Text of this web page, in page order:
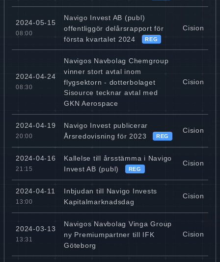
2024-05-15
08:00
Navigo Invest AB (publ)
offentliggör delårsrapport för
första kvartalet 2024
REG
Cision
2024-04-24
08:30
Navigos Navbolag Chemgroup
vinner stort avtal inom
flygsektorn - dotterbolaget
Sisource tecknar avtal med
GKN Aerospace
Cision
2024-04-19
20:00
Navigo Invest publicerar
Årsredovisning för 2023
REG
Cision
2024-04-16
21:15
Kallelse till årsstämma i Navigo
Invest AB (publ)
REG
Cision
2024-04-11
13:00
Inbjudan till Navigo Invests
Kapitalmarknadsdag
Cision
2024-03-13
13:31
Navigos Navbolag Vinga Group
ny Premiumpartner till IFK
Göteborg
Cision